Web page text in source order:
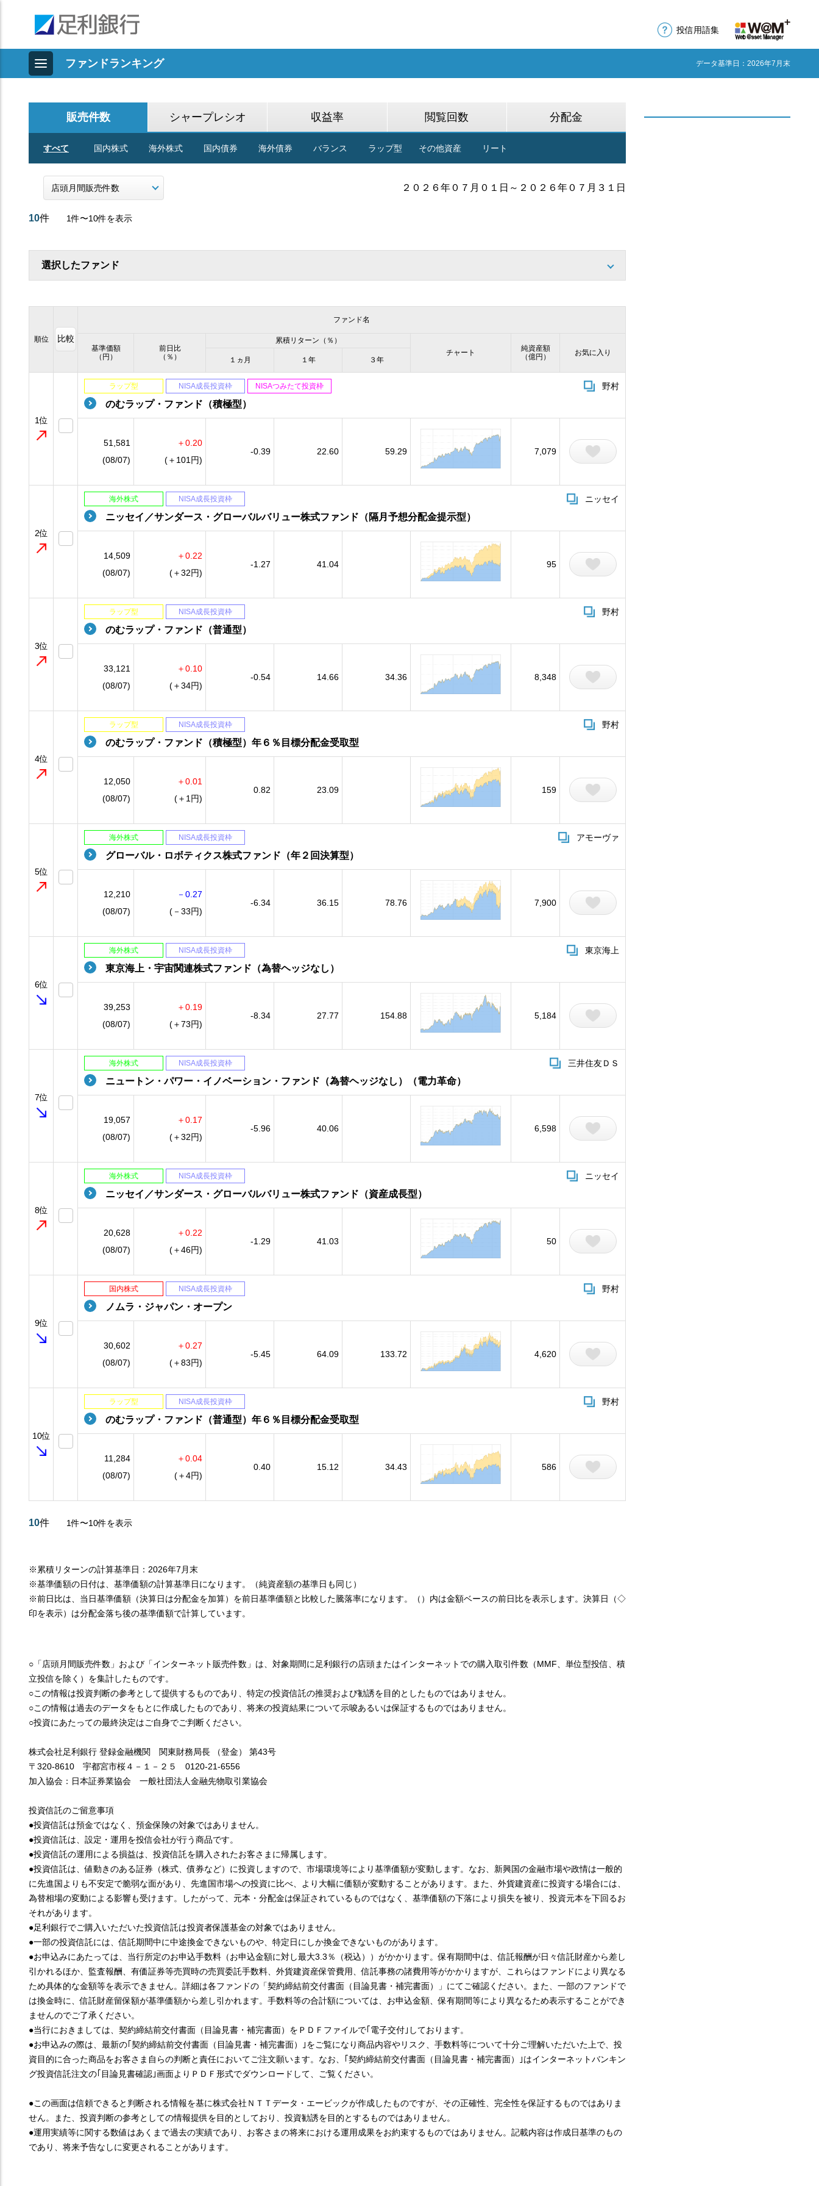
投信用語集
ファンドランキング データ基準日：2026年7月末
販売件数 シャープレシオ 収益率 閲覧回数 分配金
すべて 国内株式 海外株式 国内債券 海外債券 バランス ラップ型 その他資産 リート
２０２６年０７月０１日～２０２６年０７月３１日
10件 1件〜10件を表示
選択したファンド
順位 比較
ファンド名
基準価額
（円）
前日比
（％）
累積リターン（％）
チャート
純資産額
（億円）
お気に入り
１ヵ月
１年 ３年
1位
ラップ型 NISA成長投資枠 NISAつみたて投資枠 野村
のむラップ・ファンド（積極型）
51,581
(08/07)
＋0.20
(＋101円)
-0.39 22.60 59.29 7,079
2位
海外株式 NISA成長投資枠 ニッセイ
ニッセイ／サンダース・グローバルバリュー株式ファンド（隔月予想分配金提示型）
14,509
(08/07)
＋0.22
(＋32円)
-1.27 41.04 95
3位
ラップ型 NISA成長投資枠 野村
のむラップ・ファンド（普通型）
33,121
(08/07)
＋0.10
(＋34円)
-0.54 14.66 34.36 8,348
4位
ラップ型 NISA成長投資枠 野村
のむラップ・ファンド（積極型）年６％目標分配金受取型
12,050
(08/07)
＋0.01
(＋1円)
0.82 23.09 159
5位
海外株式 NISA成長投資枠 アモーヴァ
グローバル・ロボティクス株式ファンド（年２回決算型）
12,210
(08/07)
－0.27
(－33円)
-6.34 36.15 78.76 7,900
6位
海外株式 NISA成長投資枠 東京海上
東京海上・宇宙関連株式ファンド（為替ヘッジなし）
39,253
(08/07)
＋0.19
(＋73円)
-8.34 27.77 154.88 5,184
7位
海外株式 NISA成長投資枠 三井住友ＤＳ
ニュートン・パワー・イノベーション・ファンド（為替ヘッジなし）（電力革命）
19,057
(08/07)
＋0.17
(＋32円)
-5.96 40.06 6,598
8位
海外株式 NISA成長投資枠 ニッセイ
ニッセイ／サンダース・グローバルバリュー株式ファンド（資産成長型）
20,628
(08/07)
＋0.22
(＋46円)
-1.29 41.03 50
9位
国内株式 NISA成長投資枠 野村
ノムラ・ジャパン・オープン
30,602
(08/07)
＋0.27
(＋83円)
-5.45 64.09 133.72 4,620
10位
ラップ型 NISA成長投資枠 野村
のむラップ・ファンド（普通型）年６％目標分配金受取型
11,284
(08/07)
＋0.04
(＋4円)
0.40 15.12 34.43 586
10件 1件〜10件を表示
※累積リターンの計算基準日：2026年7月末
※基準価額の日付は、基準価額の計算基準日になります。（純資産額の基準日も同じ）
※前日比は、当日基準価額（決算日は分配金を加算）を前日基準価額と比較した騰落率になります。（）内は金額ベースの前日比を表示します。決算日（◇
印を表示）は分配金落ち後の基準価額で計算しています。
○「店頭月間販売件数」および「インターネット販売件数」は、対象期間に足利銀行の店頭またはインターネットでの購入取引件数（MMF、単位型投信、積
立投信を除く）を集計したものです。
○この情報は投資判断の参考として提供するものであり、特定の投資信託の推奨および勧誘を目的としたものではありません。
○この情報は過去のデータをもとに作成したものであり、将来の投資結果について示唆あるいは保証するものではありません。
○投資にあたっての最終決定はご自身でご判断ください。
株式会社足利銀行 登録金融機関 関東財務局長 （登金） 第43号
〒320-8610 宇都宮市桜４－１－２５ 0120-21-6556
加入協会：日本証券業協会 一般社団法人金融先物取引業協会
投資信託のご留意事項
●投資信託は預金ではなく、預金保険の対象ではありません。
●投資信託は、設定・運用を投信会社が行う商品です。
●投資信託の運用による損益は、投資信託を購入されたお客さまに帰属します。
●投資信託は、値動きのある証券（株式、債券など）に投資しますので、市場環境等により基準価額が変動します。なお、新興国の金融市場や政情は一般的
に先進国よりも不安定で脆弱な面があり、先進国市場への投資に比べ、より大幅に価額が変動することがあります。また、外貨建資産に投資する場合には、
為替相場の変動による影響も受けます。したがって、元本・分配金は保証されているものではなく、基準価額の下落により損失を被り、投資元本を下回るお
それがあります。
●足利銀行でご購入いただいた投資信託は投資者保護基金の対象ではありません。
●一部の投資信託には、信託期間中に中途換金できないものや、特定日にしか換金できないものがあります。
●お申込みにあたっては、当行所定のお申込手数料（お申込金額に対し最大3.3％（税込））がかかります。保有期間中は、信託報酬が日々信託財産から差し
引かれるほか、監査報酬、有価証券等売買時の売買委託手数料、外貨建資産保管費用、信託事務の諸費用等がかかりますが、これらはファンドにより異なる
ため具体的な金額等を表示できません。詳細は各ファンドの「契約締結前交付書面（目論見書・補完書面）」にてご確認ください。また、一部のファンドで
は換金時に、信託財産留保額が基準価額から差し引かれます。手数料等の合計額については、お申込金額、保有期間等により異なるため表示することができ
ませんのでご了承ください。
●当行におきましては、契約締結前交付書面（目論見書・補完書面）をＰＤＦファイルで｢電子交付｣しております。
●お申込みの際は、最新の｢契約締結前交付書面（目論見書・補完書面）｣をご覧になり商品内容やリスク、手数料等について十分ご理解いただいた上で、投
資目的に合った商品をお客さま自らの判断と責任においてご注文願います。なお、｢契約締結前交付書面（目論見書・補完書面）｣はインターネットバンキン
グ投資信託注文の｢目論見書確認｣画面よりＰＤＦ形式でダウンロードして、ご覧ください。
●この画面は信頼できると判断される情報を基に株式会社ＮＴＴデータ・エービックが作成したものですが、その正確性、完全性を保証するものではありま
せん。また、投資判断の参考としての情報提供を目的としており、投資勧誘を目的とするものではありません。
●運用実績等に関する数値はあくまで過去の実績であり、お客さまの将来における運用成果をお約束するものではありません。記載内容は作成日基準のもの
であり、将来予告なしに変更されることがあります。